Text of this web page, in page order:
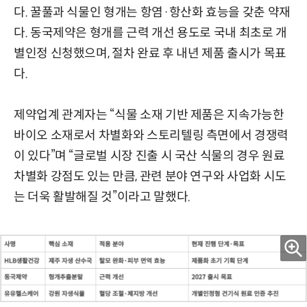
다. 꿀풀과 식물인 형개는 항염·항산화 효능을 갖춘 약재
다. 동국제약은 형개를 근력 개선 용도로 국내 최초로 개
별인정 신청했으며, 절차 완료 후 내년 제품 출시가 목표
다.
제약업계 관계자는 “식물 소재 기반 제품은 지속가능한
바이오 소재로서 차별화와 스토리텔링 측면에서 경쟁력
이 있다”며 “글로벌 시장 진출 시 국산 식물의 경우 원료
차별화 강점도 있는 만큼, 관련 분야 연구와 사업화 시도
는 더욱 활발해질 것”이라고 말했다.